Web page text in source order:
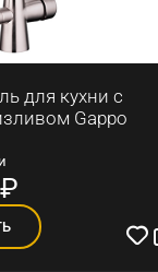
для кухни с
Gappo
₽